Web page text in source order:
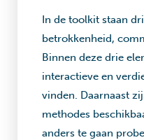
In de toolkit staan
betrokkenheid,
Binnen deze drie
interactieve en
vinden. Daarnaast
methodes
anders te gaan